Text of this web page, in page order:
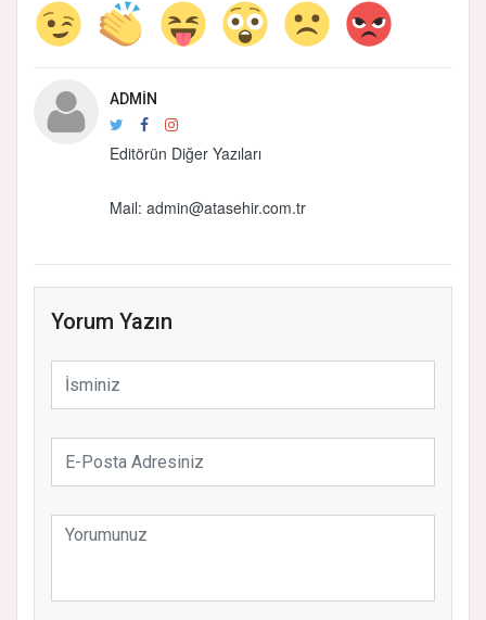
ADMIN
Editörün Diğer Yazıları
Mail: admin@atasehir.com.tr
Yorum Yazın